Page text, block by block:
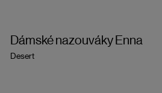
Dámské nazouváky Enna
Desert